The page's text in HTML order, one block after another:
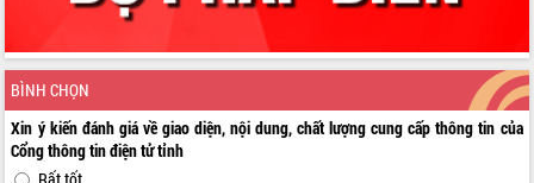
BÌNH CHỌN
Xin ý kiến đánh giá về giao diện, nội dung, chất lượng cung cấp thông tin của
Cổng thông tin điện tử tỉnh